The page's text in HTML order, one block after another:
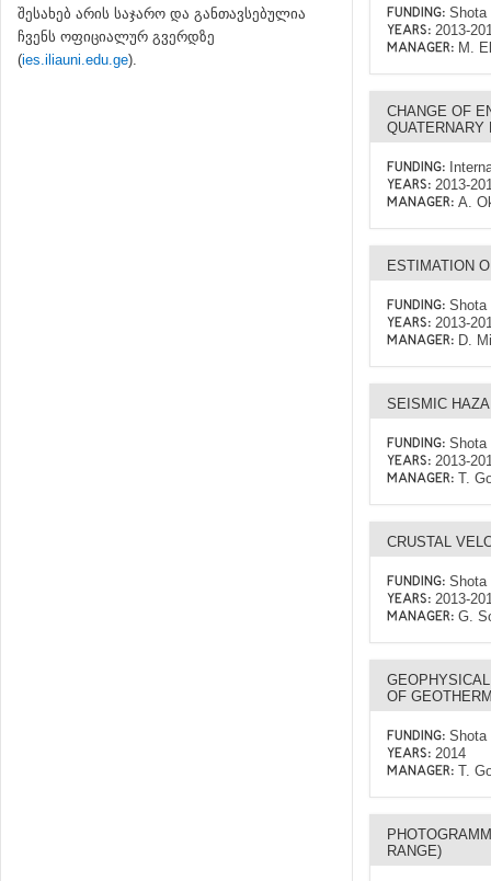
შესახებ არის საჯარო და განთავსებულია
ჩვენს ოფიციალურ გვერდზე
(ies.iliauni.edu.ge).
FUNDING: Shota
YEARS: 2013-
MANAGER: M.
CHANGE OF
QUATERNARY
FUNDING:
YEARS: 2013-
MANAGER: A.
ESTIMATION
FUNDING: Shota
YEARS: 2013-
MANAGER: D.
SEISMIC
FUNDING: Shota
YEARS: 2013-
MANAGER: T.
CRUSTAL
FUNDING: Shota
YEARS: 2013-
MANAGER: G.
OF
FUNDING: Shota
YEARS: 2014
MANAGER: T.
RANGE)